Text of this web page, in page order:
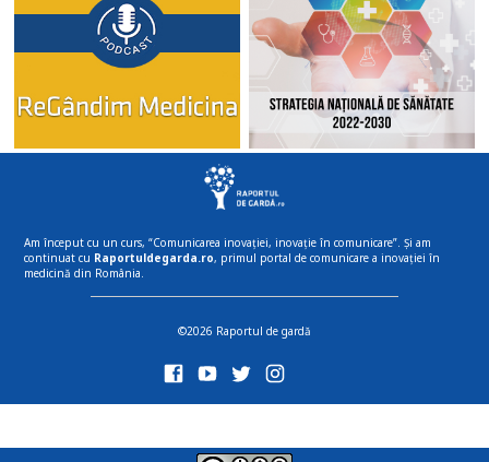
Am început cu un curs, “Comunicarea inovației, inovație în comunicare”. Și am
continuat cu Raportuldegarda.ro, primul portal de comunicare a inovației în
medicină din România.
©2026 Raportul de gardă